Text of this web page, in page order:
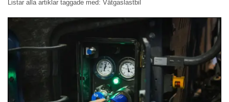
Listar alla artiklar taggade med: Vätgaslastbil